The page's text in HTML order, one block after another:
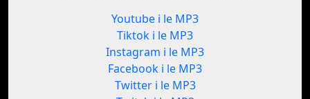
Youtube i le MP3
Tiktok i le MP3
Instagram i le MP3
Facebook i le MP3
Twitter i le MP3